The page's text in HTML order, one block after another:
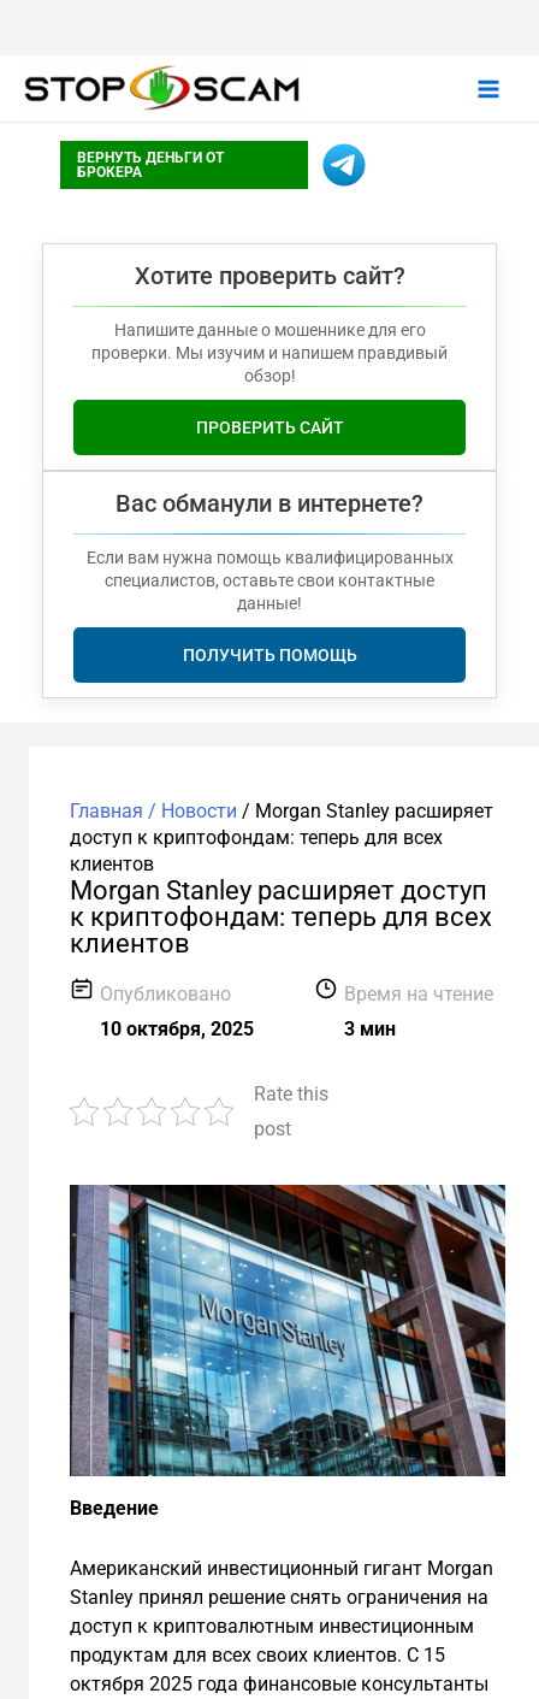
ВЕРНУТЬ ДЕНЬГИ ОТ
БРОКЕРА
Хотите проверить сайт?
Напишите данные о мошеннике для его
проверки. Мы изучим и напишем правдивый
обзор!
ПРОВЕРИТЬ САЙТ
Вас обманули в интернете?
Если вам нужна помощь квалифицированных
специалистов, оставьте свои контактные
данные!
ПОЛУЧИТЬ ПОМОЩЬ
Главная / Новости / Morgan Stanley расширяет
доступ к криптофондам: теперь для всех
клиентов
Morgan Stanley расширяет доступ
к криптофондам: теперь для всех
клиентов
Опубликовано
10 октября, 2025
Время на чтение
3 мин
Rate this
post
Введение
Американский инвестиционный гигант Morgan
Stanley принял решение снять ограничения на
доступ к криптовалютным инвестиционным
продуктам для всех своих клиентов. С 15
октября 2025 года финансовые консультанты